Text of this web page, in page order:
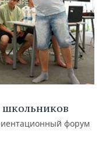
школьников
форум